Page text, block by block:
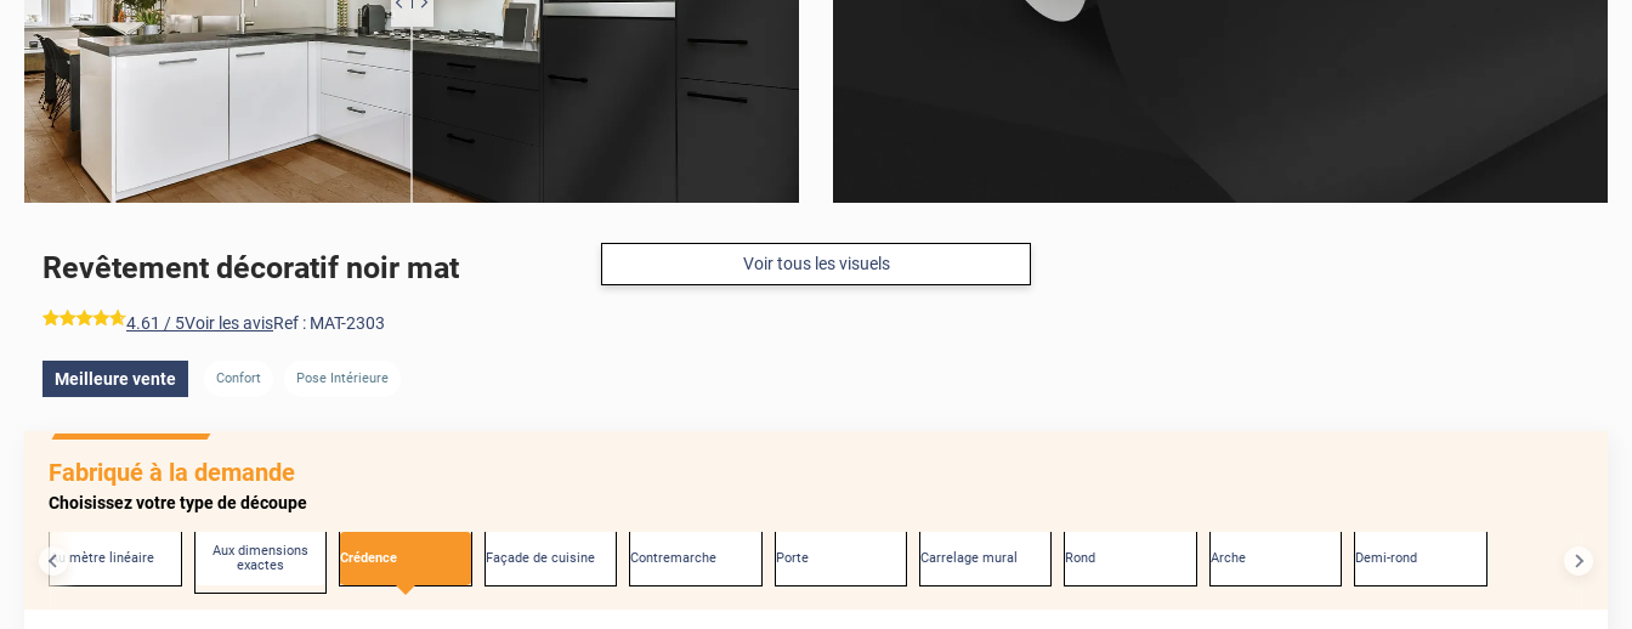
Voir tous les visuels
Revêtement décoratif noir mat
*****
4.61 / 5Voir les avisRef : MAT-2303
Meilleure vente Confort Pose Intérieure
Fabriqué à la demande
Choisissez votre type de découpe
Au mètre linéaire
Aux dimensions
exactes
Crédence Façade de cuisine Contremarche Porte Carrelage mural Rond Arche Demi-rond